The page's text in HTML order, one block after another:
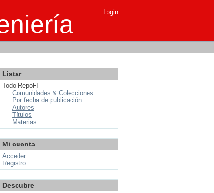
Login
Listar
Todo RepoFI
Comunidades & Colecciones
Por fecha de publicación
Autores
Títulos
Materias
Mi cuenta
Acceder
Registro
Descubre